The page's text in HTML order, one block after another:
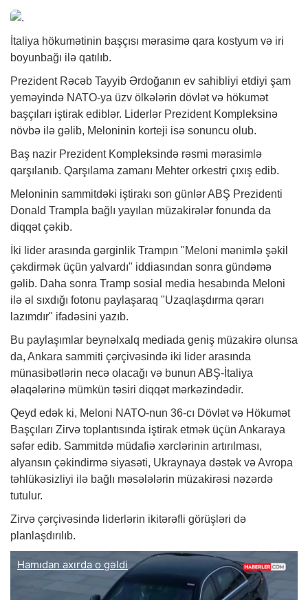
İtaliya hökumətinin başçısı mərasimə qara kostyum və iri
boyunbağı ilə qatılıb.
Prezident Rəcəb Tayyib Ərdoğanın ev sahibliyi etdiyi şam
yeməyində NATO-ya üzv ölkələrin dövlət və hökumət
başçıları iştirak ediblər. Liderlər Prezident Kompleksinə
növbə ilə gəlib, Meloninin korteji isə sonuncu olub.
Baş nazir Prezident Kompleksində rəsmi mərasimlə
qarşılanıb. Qarşılama zamanı Mehter orkestri çıxış edib.
Meloninin sammitdəki iştirakı son günlər ABŞ Prezidenti
Donald Trampla bağlı yayılan müzakirələr fonunda da
diqqət çəkib.
İki lider arasında gərginlik Trampın "Meloni mənimlə şəkil
çəkdirmək üçün yalvardı" iddiasından sonra gündəmə
gəlib. Daha sonra Tramp sosial media hesabında Meloni
ilə əl sıxdığı fotonu paylaşaraq "Uzaqlaşdırma qərarı
lazımdır" ifadəsini yazıb.
Bu paylaşımlar beynəlxalq mediada geniş müzakirə olunsa
da, Ankara sammiti çərçivəsində iki lider arasında
münasibətlərin necə olacağı və bunun ABŞ-İtaliya
əlaqələrinə mümkün təsiri diqqət mərkəzindədir.
Qeyd edək ki, Meloni NATO-nun 36-cı Dövlət və Hökumət
Başçıları Zirvə toplantısında iştirak etmək üçün Ankaraya
səfər edib. Sammitdə müdafiə xərclərinin artırılması,
alyansın çəkindirmə siyasəti, Ukraynaya dəstək və Avropa
təhlükəsizliyi ilə bağlı məsələlərin müzakirəsi nəzərdə
tutulur.
Zirvə çərçivəsində liderlərin ikitərəfli görüşləri də
planlaşdırılıb.